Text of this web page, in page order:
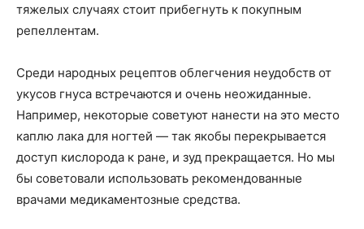
тяжелых случаях стоит прибегнуть к покупным
репеллентам.
Среди народных рецептов облегчения неудобств от
укусов гнуса встречаются и очень неожиданные.
Например, некоторые советуют нанести на это место
каплю лака для ногтей — так якобы перекрывается
доступ кислорода к ране, и зуд прекращается. Но мы
бы советовали использовать рекомендованные
врачами медикаментозные средства.